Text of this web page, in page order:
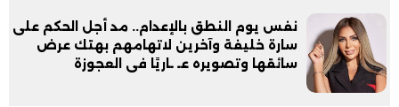
نفس يوم النطق بالإعدام.. مد أجل الحكم على
سارة خليفة وآخرين لاتهامهم بهتك عرض
سائقها وتصويره عـ ـاريًا فى العجوزة